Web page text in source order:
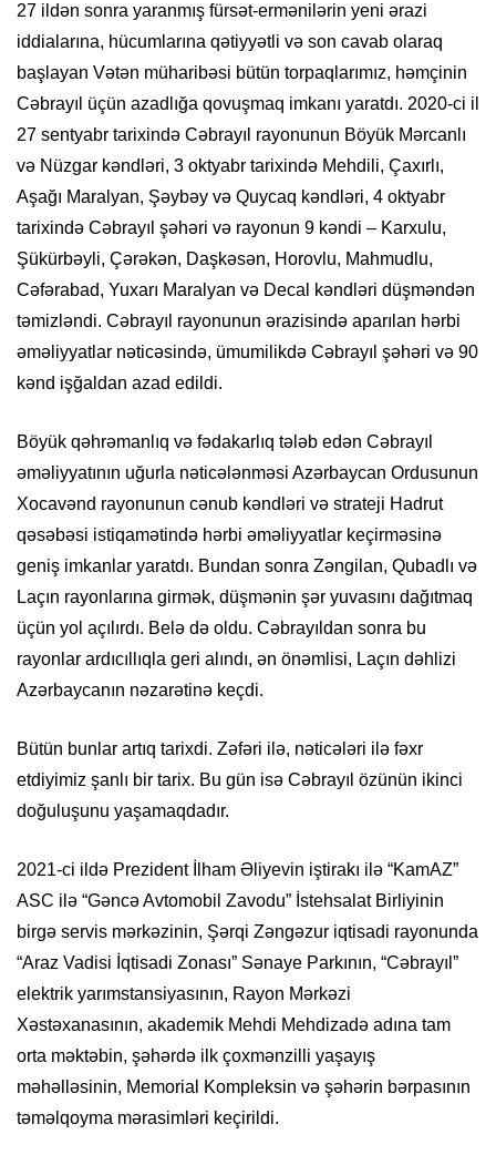
27 ildən sonra yaranmış fürsət-ermənilərin yeni ərazi
iddialarına, hücumlarına qətiyyətli və son cavab olaraq
başlayan Vətən müharibəsi bütün torpaqlarımız, həmçinin
Cəbrayıl üçün azadlığa qovuşmaq imkanı yaratdı. 2020-ci il
27 sentyabr tarixində Cəbrayıl rayonunun Böyük Mərcanlı
və Nüzgar kəndləri, 3 oktyabr tarixində Mehdili, Çaxırlı,
Aşağı Maralyan, Şəybəy və Quycaq kəndləri, 4 oktyabr
tarixində Cəbrayıl şəhəri və rayonun 9 kəndi – Karxulu,
Şükürbəyli, Çərəkən, Daşkəsən, Horovlu, Mahmudlu,
Cəfərabad, Yuxarı Maralyan və Decal kəndləri düşməndən
təmizləndi. Cəbrayıl rayonunun ərazisində aparılan hərbi
əməliyyatlar nəticəsində, ümumilikdə Cəbrayıl şəhəri və 90
kənd işğaldan azad edildi.
Böyük qəhrəmanlıq və fədakarlıq tələb edən Cəbrayıl
əməliyyatının uğurla nəticələnməsi Azərbaycan Ordusunun
Xocavənd rayonunun cənub kəndləri və strateji Hadrut
qəsəbəsi istiqamətində hərbi əməliyyatlar keçirməsinə
geniş imkanlar yaratdı. Bundan sonra Zəngilan, Qubadlı və
Laçın rayonlarına girmək, düşmənin şər yuvasını dağıtmaq
üçün yol açılırdı. Belə də oldu. Cəbrayıldan sonra bu
rayonlar ardıcıllıqla geri alındı, ən önəmlisi, Laçın dəhlizi
Azərbaycanın nəzarətinə keçdi.
Bütün bunlar artıq tarixdi. Zəfəri ilə, nəticələri ilə fəxr
etdiyimiz şanlı bir tarix. Bu gün isə Cəbrayıl özünün ikinci
doğuluşunu yaşamaqdadır.
2021-ci ildə Prezident İlham Əliyevin iştirakı ilə “KamAZ”
ASC ilə “Gəncə Avtomobil Zavodu” İstehsalat Birliyinin
birgə servis mərkəzinin, Şərqi Zəngəzur iqtisadi rayonunda
“Araz Vadisi İqtisadi Zonası” Sənaye Parkının, “Cəbrayıl”
elektrik yarımstansiyasının, Rayon Mərkəzi
Xəstəxanasının, akademik Mehdi Mehdizadə adına tam
orta məktəbin, şəhərdə ilk çoxmənzilli yaşayış
məhəlləsinin, Memorial Kompleksin və şəhərin bərpasının
təməlqoyma mərasimləri keçirildi.